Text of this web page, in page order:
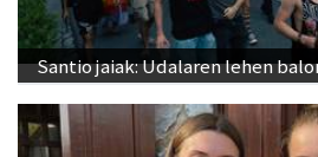
Santio jaiak: Udalaren lehen